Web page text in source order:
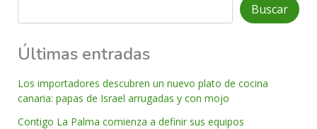
Buscar
Últimas entradas
Los importadores descubren un nuevo plato de cocina
canaria: papas de Israel arrugadas y con mojo
Contigo La Palma comienza a definir sus equipos